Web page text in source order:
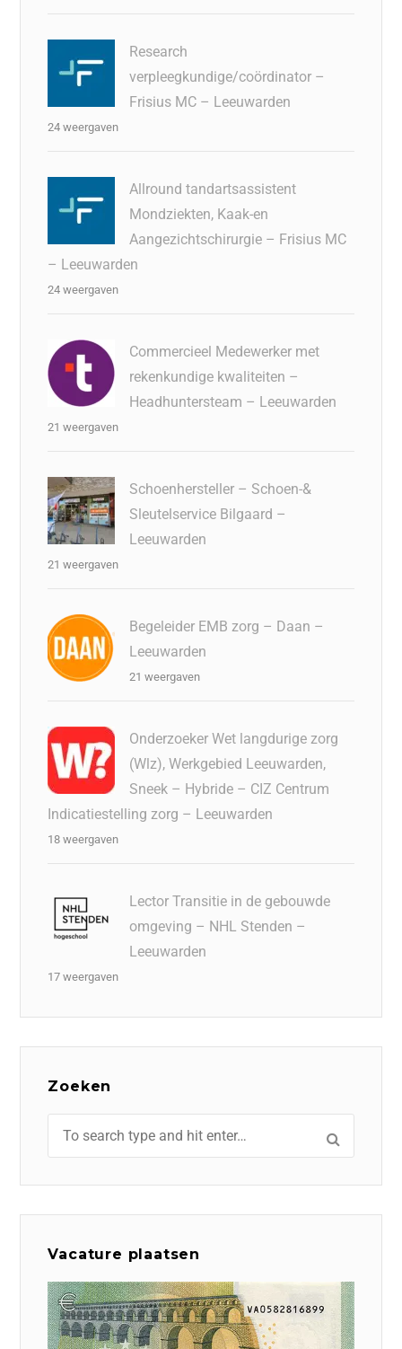
Research
verpleegkundige/coördinator –
Frisius MC – Leeuwarden
24 weergaven
Allround tandartsassistent
Mondziekten, Kaak-en
Aangezichtschirurgie – Frisius MC
– Leeuwarden
24 weergaven
Commercieel Medewerker met
rekenkundige kwaliteiten –
Headhuntersteam – Leeuwarden
21 weergaven
Schoenhersteller – Schoen-&
Sleutelservice Bilgaard –
Leeuwarden
21 weergaven
Begeleider EMB zorg – Daan –
Leeuwarden
21 weergaven
Onderzoeker Wet langdurige zorg
(Wlz), Werkgebied Leeuwarden,
Sneek – Hybride – CIZ Centrum
Indicatiestelling zorg – Leeuwarden
18 weergaven
Lector Transitie in de gebouwde
omgeving – NHL Stenden –
Leeuwarden
17 weergaven
Zoeken
Vacature plaatsen